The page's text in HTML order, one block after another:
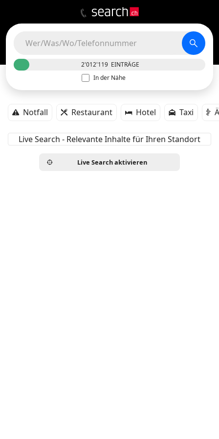
2'012'119 EINTRÄGE
In der Nähe
Notfall Restaurant Hotel Taxi
Live Search - Relevante Inhalte für Ihren Standort
Live Search aktivieren